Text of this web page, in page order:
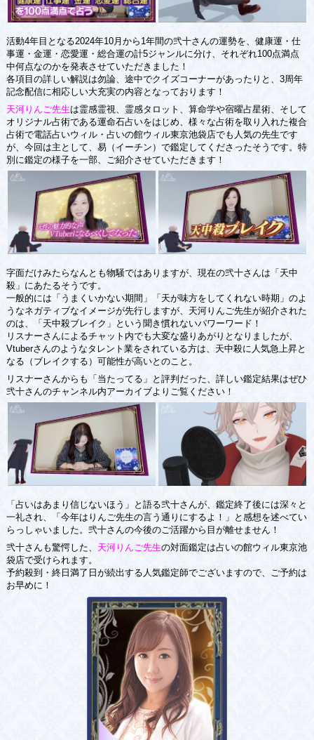
活動4年目となる2024年10月から1年間の弐十さんの運勢を、健康運・仕
事運・金運・恋愛運・総合運の計5ジャンルに分け、それぞれ100点満点
中何点なのかを発表させていただきました！
各項目の詳しい解説は勿論、途中でクイズコーナーがあったりと、3周年
記念配信に相応しい大充実の内容となっております！
天河りんご先生は霊感霊視、霊感タロット、算命学や宿曜占星術、そして
オリジナル占術である運命石占いをはじめ、様々な占術を取り入れた複合
占術で電話占いウィル・占いの館ウィル東京池袋店でも人気の先生です
が、今回は主として、易（イーチン）で鑑定してくださったそうです。特
別に鑑定の様子を一部、ご紹介させていただきます！
字面だけみたらなんとも物騒ではありますが、現在の弐十さんは「天中
殺」にあたるそうです。
一般的には「うまくいかない期間」「天が味方をしてくれない時期」のよ
うなネガティブなイメージが先行しますが、天河りんご先生が紹介された
のは、「天中殺ブレイク」という聞き慣れないパワーワード！
リスナーさんによるチャット内でも大変な盛りあがりとなりましたが、
Vtuberさんのようなタレント業をされている方は、天中殺に人気急上昇と
なる（ブレイクする）可能性が高いとのこと。
リスナーさんからも「当たってる」と評判だった、詳しい鑑定結果はぜひ
弐十さんのチャンネル内アーカイブよりご覧ください！
「占いはあまり信じないほう」と語る弐十さんが、鑑定終了後には深々と
一礼され、「今年はりんご先生の言う通りにするよ！」と感想を述べてい
らっしゃいました。弐十さんの今後のご活躍から目が離せません！
弐十さんも驚愕した、 天河りんご先生の対面鑑定は占いの館ウィル東京池
袋店で受けられます。
予約殺到・終日満了日が続出する人気鑑定師でございますので、ご予約は
お早めに！